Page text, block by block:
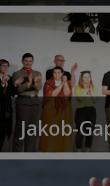
Jakob-